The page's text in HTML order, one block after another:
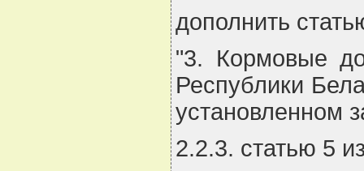
дополнить
"3. Кормовые
Республики
установленном
2.2.3. статью 5